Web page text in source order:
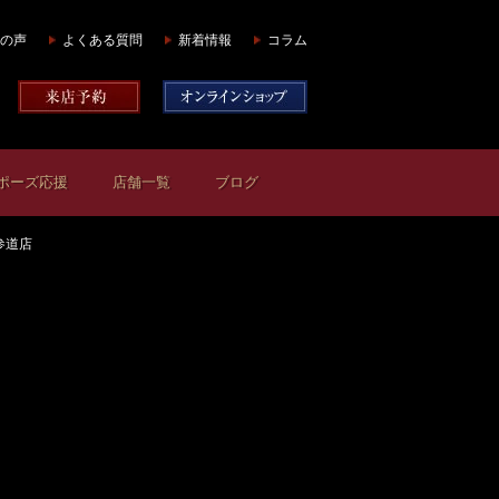
声 よくある質問 新着情報 コラム
ーズ応援 店舗一覧 ブログ
道店